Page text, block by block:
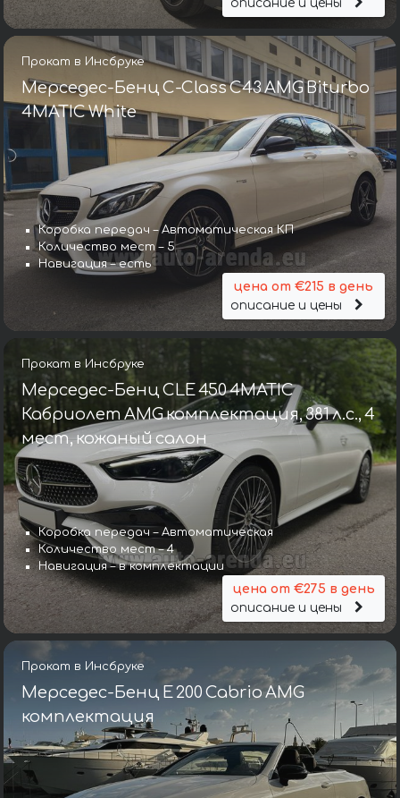
описание и цены
Прокат в Инсбруке
Мерседес-Бенц C-Class C43 AMG Biturbo
4MATIC White
Коробка передач – Автоматическая КП
Количество мест – 5
Навигация – есть
цена от €215 в день
описание и цены
Прокат в Инсбруке
Мерседес-Бенц CLE 450 4MATIC
Кабриолет AMG комплектация, 381 л.с., 4
мест, кожаный салон
Коробка передач – Автоматическая
Количество мест – 4
Навигация – в комплектации
цена от €275 в день
описание и цены
Прокат в Инсбруке
Мерседес-Бенц E 200 Cabrio AMG
комплектация